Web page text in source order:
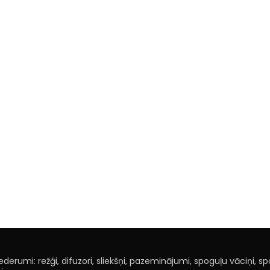
režģi, difuzori, sliekšņi, pazeminājumi, spoguļu vāciņi,